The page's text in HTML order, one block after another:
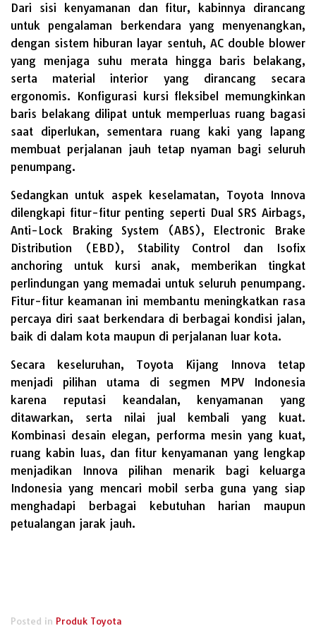
Dari sisi kenyamanan dan fitur, kabinnya dirancang
untuk pengalaman berkendara yang menyenangkan,
dengan sistem hiburan layar sentuh, AC double blower
yang menjaga suhu merata hingga baris belakang,
serta material interior yang dirancang secara
ergonomis. Konfigurasi kursi fleksibel memungkinkan
baris belakang dilipat untuk memperluas ruang bagasi
saat diperlukan, sementara ruang kaki yang lapang
membuat perjalanan jauh tetap nyaman bagi seluruh
penumpang.
Sedangkan untuk aspek keselamatan, Toyota Innova
dilengkapi fitur-fitur penting seperti Dual SRS Airbags,
Anti-Lock Braking System (ABS), Electronic Brake
Distribution (EBD), Stability Control dan Isofix
anchoring untuk kursi anak, memberikan tingkat
perlindungan yang memadai untuk seluruh penumpang.
Fitur-fitur keamanan ini membantu meningkatkan rasa
percaya diri saat berkendara di berbagai kondisi jalan,
baik di dalam kota maupun di perjalanan luar kota.
Secara keseluruhan, Toyota Kijang Innova tetap
menjadi pilihan utama di segmen MPV Indonesia
karena reputasi keandalan, kenyamanan yang
ditawarkan, serta nilai jual kembali yang kuat.
Kombinasi desain elegan, performa mesin yang kuat,
ruang kabin luas, dan fitur kenyamanan yang lengkap
menjadikan Innova pilihan menarik bagi keluarga
Indonesia yang mencari mobil serba guna yang siap
menghadapi berbagai kebutuhan harian maupun
petualangan jarak jauh.
Posted in Produk Toyota